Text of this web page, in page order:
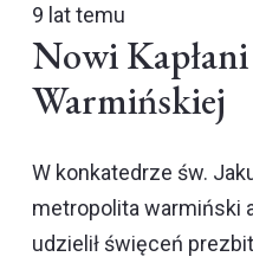
9 lat temu
Nowi
Warmińskiej
W konkatedrze św.
metropolita warmiński
udzielił święceń